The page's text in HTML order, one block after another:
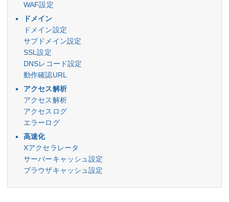
WAF設定
ドメイン
ドメイン設定
サブドメイン設定
SSL設定
DNSレコード設定
動作確認URL
アクセス解析
アクセス解析
アクセスログ
エラーログ
高速化
Xアクセラレータ
サーバーキャッシュ設定
ブラウザキャッシュ設定